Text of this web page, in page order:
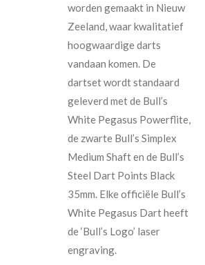
worden gemaakt in Nieuw
Zeeland, waar kwalitatief
hoogwaardige darts
vandaan komen. De
dartset wordt standaard
geleverd met de Bull’s
White Pegasus Powerflite,
de zwarte Bull’s Simplex
Medium Shaft en de Bull’s
Steel Dart Points Black
35mm. Elke officiële Bull’s
White Pegasus Dart heeft
de ‘Bull’s Logo’ laser
engraving.